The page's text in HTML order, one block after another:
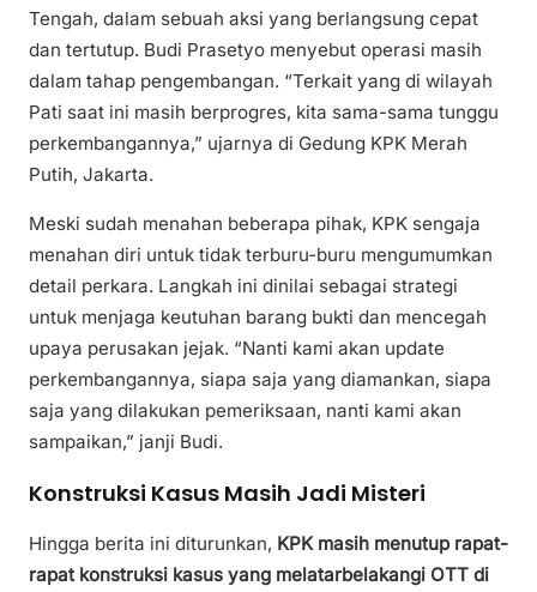
Tengah, dalam sebuah aksi yang berlangsung cepat
dan tertutup. Budi Prasetyo menyebut operasi masih
dalam tahap pengembangan. “Terkait yang di wilayah
Pati saat ini masih berprogres, kita sama-sama tunggu
perkembangannya,” ujarnya di Gedung KPK Merah
Putih, Jakarta.
Meski sudah menahan beberapa pihak, KPK sengaja
menahan diri untuk tidak terburu-buru mengumumkan
detail perkara. Langkah ini dinilai sebagai strategi
untuk menjaga keutuhan barang bukti dan mencegah
upaya perusakan jejak. “Nanti kami akan update
perkembangannya, siapa saja yang diamankan, siapa
saja yang dilakukan pemeriksaan, nanti kami akan
sampaikan,” janji Budi.
Konstruksi Kasus Masih Jadi Misteri
Hingga berita ini diturunkan, KPK masih menutup rapat-
rapat konstruksi kasus yang melatarbelakangi OTT di